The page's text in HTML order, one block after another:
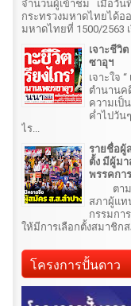
จำนวนผู้เข้าชม เมื่อวัน
กระทรวงมหาดไทยได้อ
มหาดไทยที่ 1500/2563
เจาะชีวิ
ซาอุฯ
เจาะใจ
ตำนานค
ความเป็
ค่ำไปวัน
ไร...
รายชื่อผู้
ตั้ง มีผู้ม
พรรคกา
ตามที่
สภาผู้แท
กรรมกา
ให้มีการเลือกตั้งสมาชิก
โครงการปั้นดาว